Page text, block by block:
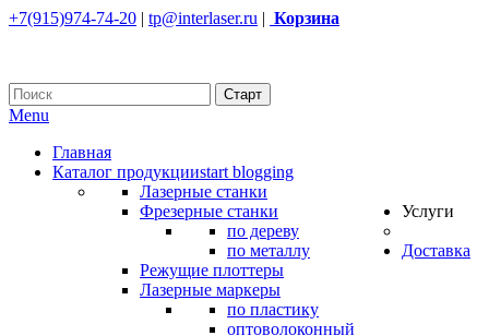
+7(915)974-74-20 | tp@interlaser.ru | Корзина
Menu
Главная
Каталог продукцииstart blogging
Лазерные станки
Фрезерные станки
по дереву
по металлу
Режущие плоттеры
Лазерные маркеры
по пластику
оптоволоконный
Услуги
Доставка